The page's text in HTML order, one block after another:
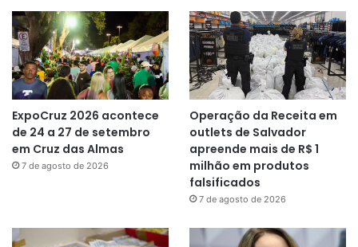
ExpoCruz 2026 acontece
de 24 a 27 de setembro
em Cruz das Almas
7 de agosto de 2026
Operação da Receita em
outlets de Salvador
apreende mais de R$ 1
milhão em produtos
falsificados
7 de agosto de 2026